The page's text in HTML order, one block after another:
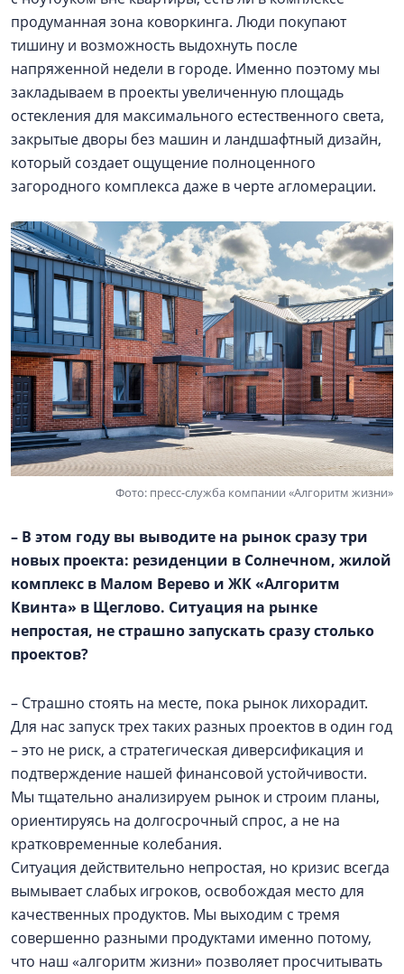
продуманная зона коворкинга. Люди покупают
тишину и возможность выдохнуть после
напряженной недели в городе. Именно поэтому мы
закладываем в проекты увеличенную площадь
остекления для максимального естественного света,
закрытые дворы без машин и ландшафтный дизайн,
который создает ощущение полноценного
загородного комплекса даже в черте агломерации.
Фото: пресс-служба компании «Алгоритм жизни»
– В этом году вы выводите на рынок сразу три
новых проекта: резиденции в Солнечном, жилой
комплекс в Малом Верево и ЖК «Алгоритм
Квинта» в Щеглово. Ситуация на рынке
непростая, не страшно запускать сразу столько
проектов?
– Страшно стоять на месте, пока рынок лихорадит.
Для нас запуск трех таких разных проектов в один год
– это не риск, а стратегическая диверсификация и
подтверждение нашей финансовой устойчивости.
Мы тщательно анализируем рынок и строим планы,
ориентируясь на долгосрочный спрос, а не на
кратковременные колебания.
Ситуация действительно непростая, но кризис всегда
вымывает слабых игроков, освобождая место для
качественных продуктов. Мы выходим с тремя
совершенно разными продуктами именно потому,
что наш «алгоритм жизни» позволяет просчитывать